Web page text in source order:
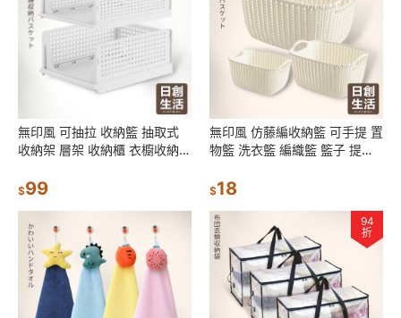
無印風 可抽拉 收納籃 抽取式
收納架 層架 收納櫃 衣櫥收納
$99
無印風 仿藤編收納籃 可手提 置
物籃 洗衣籃 編織籃 籃子 提籃
活 日創生活
$18
94
折